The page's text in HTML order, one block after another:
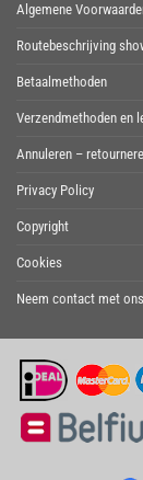
Algemene
Routebeschrijving
Betaalmethoden
Verzendmethoden en
Annuleren –
Privacy Policy
Copyright
Cookies
Neem contact met